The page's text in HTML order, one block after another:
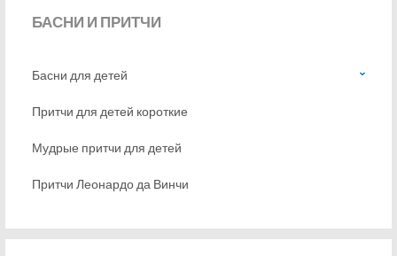
БАСНИ И ПРИТЧИ
Басни для детей
Притчи для детей короткие
Мудрые притчи для детей
Притчи Леонардо да Винчи